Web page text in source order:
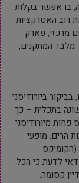
בו אפשר בקלות
רוב האטרקציות
מרכזי, פארק
מלבד המתקנים,
ביורודיסני
בתכלית – כך
מיורודיסני
הרים, מופעי
(הקומיקס
לדעת כי הכל
קסומה.